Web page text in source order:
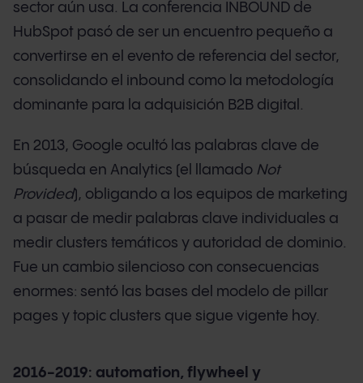
sector aún usa. La conferencia INBOUND de
HubSpot pasó de ser un encuentro pequeño a
convertirse en el evento de referencia del sector,
consolidando el inbound como la metodología
dominante para la adquisición B2B digital.
En 2013, Google ocultó las palabras clave de
búsqueda en Analytics (el llamado Not
Provided), obligando a los equipos de marketing
a pasar de medir palabras clave individuales a
medir clusters temáticos y autoridad de dominio.
Fue un cambio silencioso con consecuencias
enormes: sentó las bases del modelo de pillar
pages y topic clusters que sigue vigente hoy.
2016-2019: automation, flywheel y